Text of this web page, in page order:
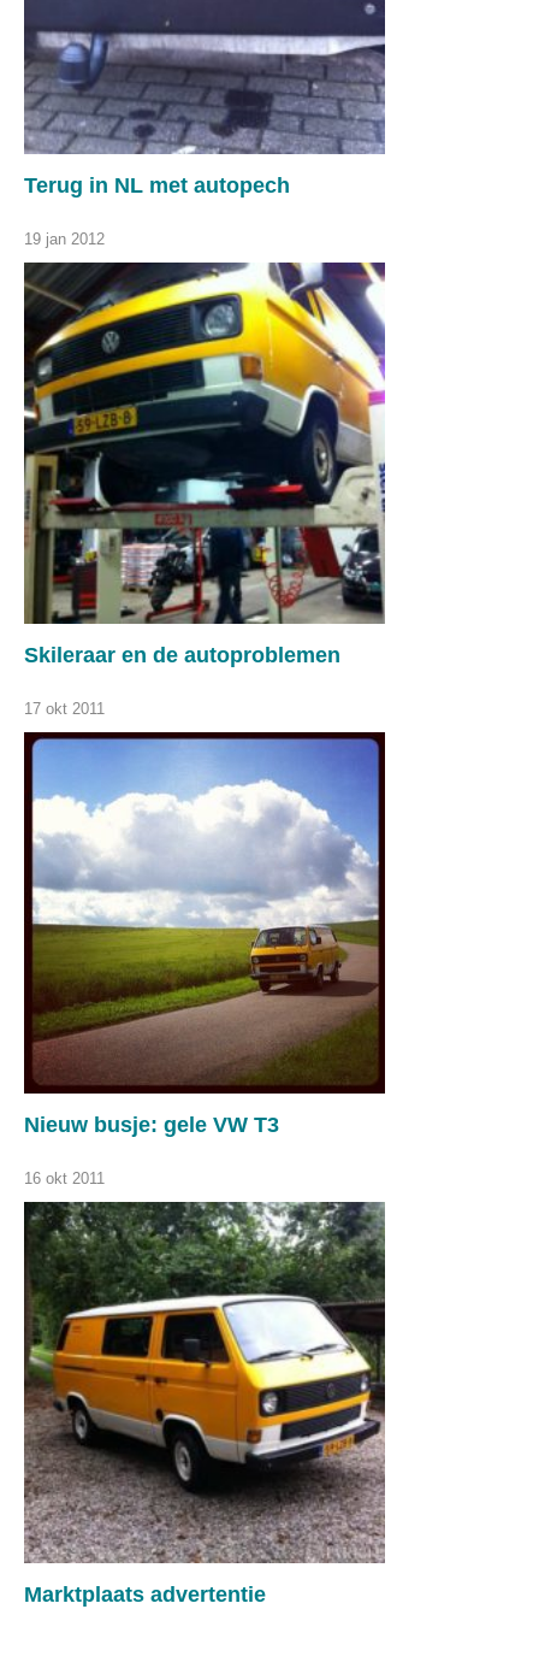
Terug in NL met autopech
19 jan 2012
Skileraar en de autoproblemen
17 okt 2011
Nieuw busje: gele VW T3
16 okt 2011
Marktplaats advertentie